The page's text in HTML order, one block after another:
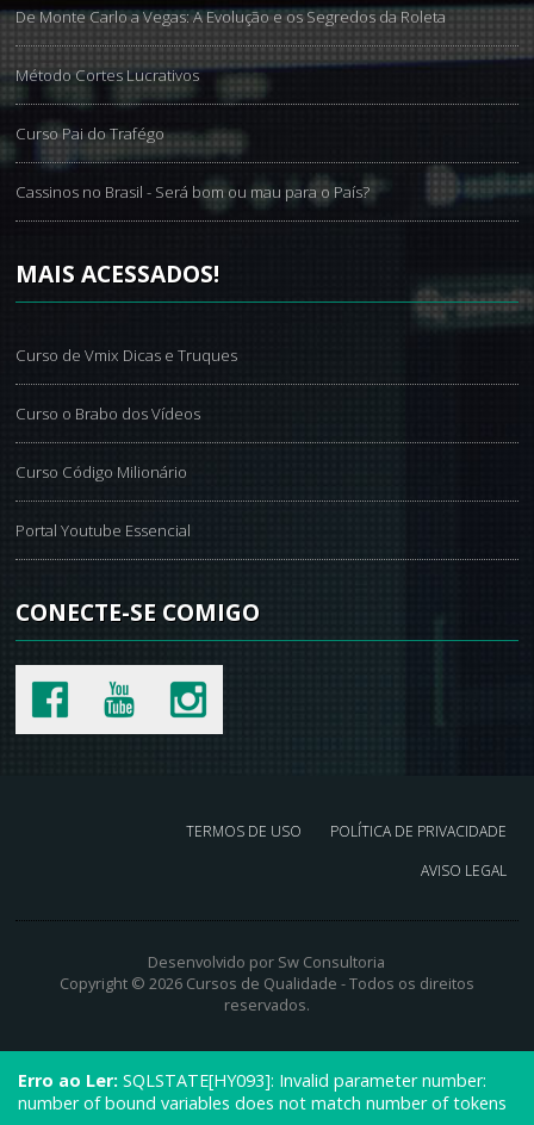
De Monte Carlo a Vegas: A Evolução e os Segredos da Roleta
Método Cortes Lucrativos
Curso Pai do Trafégo
Cassinos no Brasil - Será bom ou mau para o País?
MAISACESSADOS!
Curso de Vmix Dicas e Truques
Curso o Brabo dos Vídeos
Curso Código Milionário
Portal Youtube Essencial
CONECTE-SE COMIGO
TERMOS DE USO
POLÍTICA DE PRIVACIDADE
AVISO LEGAL
Desenvolvido por Sw Consultoria
Copyright © 2026 Cursos de Qualidade - Todos os direitos
reservados.
Erro ao Ler: SQLSTATE[HY093]: Invalid parameter number:
number of bound variables does not match number of tokens